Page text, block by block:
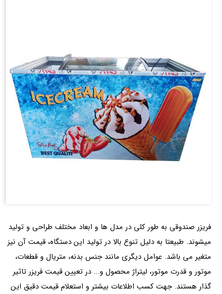
فریزر صندوقی به طور کلی در مدل ها و ابعاد مختلف طراحی و تولید
میشوند. طبیعتا به دلیل تنوع بالا در تولید این دستگاه، قیمت آن نیز
متغیر می باشد. عوامل دیگری مانند جنس بدنه، متریال و قطعات،
موتور و قدرت موتور، لیتراژ محصول و... در تعیین قیمت فریزر تاثیر
گذار هستند. جهت کسب اطلاعات بیشتر و استعلام قیمت دقیق این